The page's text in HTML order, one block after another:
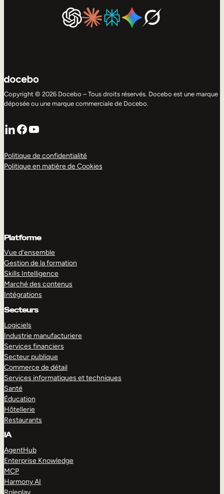
Copyright © 2026 Docebo – Tous droits réservés. Docebo est une marque
déposée ou une marque commerciale de Docebo.
LinkedIn
Facebook
YouTube
Politique de confidentialité
Politique en matière de Cookies
Platforme
Vue d’ensemble
Gestion de la formation
Skills Intelligence
Marché des contenus
Intégrations
Secteurs
Logiciels
Industrie manufacturiere
Services financiers
Secteur publique
Commerce de détail
Services informatiques et techniques
Santé
Éducation
Hôtellerie
Restaurants
IA
AgentHub
Enterprise Knowledge
MCP
Harmony AI
Roleplay